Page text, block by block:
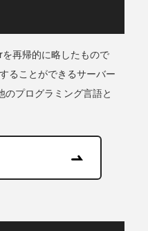
再帰的に略したもので
ることができるサーバー
プログラミング言語と